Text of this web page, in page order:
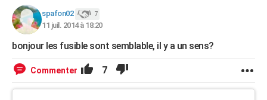
spafon02 7
11 juil. 2014 à 18:20
bonjour les fusible sont semblable, il y a un sens?
Commenter 7